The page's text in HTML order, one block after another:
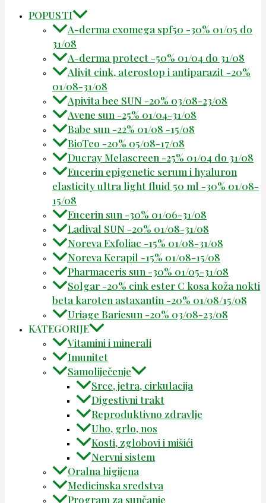
POPUSTI
A-derma exomega spf50 -30% 01/05 do
31/08
A-derma protect -50% 01/04 do 31/08
Alivit cink, aterostop i antiparazit -20%
01/08-31/08
Apivita bee SUN -20% 03/08-23/08
Avene sun -25% 01/04-31/08
Babe sun -22% 01/08 -15/08
BioTeo -20% 05/08-17/08
Ducray Melascreen -25% 01/04 do 31/08
Eucerin epigenetic serum i hyaluron
elasticity ultra light fluid 50 ml -30% 01/08-
15/08
Eucerin sun -30% 01/06-31/08
Ladival SUN -20% 01/08-31/08
Noreva Exfoliac -15% 01/08-31/08
Noreva Kerapil -15% 01/08-15/08
Pharmaceris sun -30% 01/05-31/08
Solgar -20% cink ester C kosa koža nokti
beta karoten astaxantin -20% 01/08/15/08
Uriage Bariesun -20% 03/08-23/08
KATEGORIJE
Vitamini i minerali
Imunitet
Samoliječenje
Srce, jetra, cirkulacija
Digestivni trakt
Reproduktivno zdravlje
Uho, grlo, nos
Kosti, zglobovi i mišići
Nervni sistem
Oralna higijena
Medicinska sredstva
Program za sunčanje